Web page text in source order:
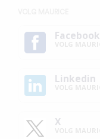
Facebook
Linkedin
X